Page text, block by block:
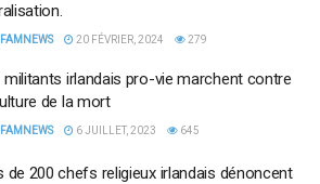
IFAMNEWS 20 FÉVRIER, 2024 279
militants irlandais pro-vie marchent contre
de la mort
IFAMNEWS 6 JUILLET, 2023 645
de 200 chefs religieux irlandais dénoncent